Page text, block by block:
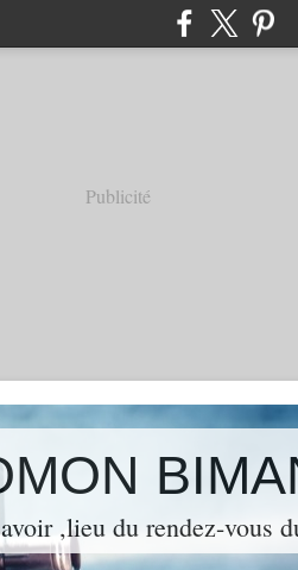
Publicité
,lieu du rendez-vous